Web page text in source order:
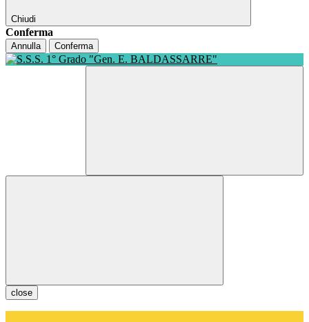
Chiudi
Conferma
Annulla Conferma
close